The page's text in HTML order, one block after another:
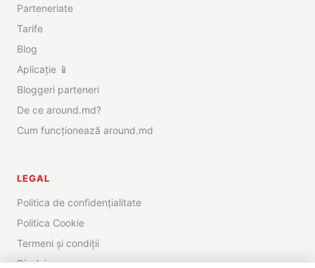
Parteneriate
Tarife
Blog
Aplicație 📱
Bloggeri parteneri
De ce around.md?
Cum funcționează around.md
LEGAL
Politica de confidențialitate
Politica Cookie
Termeni și condiții
Disclaimer